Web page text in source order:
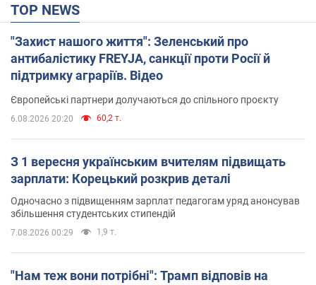
TOP NEWS
"Захист нашого життя": Зеленський про
антибалістику FREYJA, санкції проти Росії й
підтримку аграріїв. Відео
Європейські партнери долучаються до спільного проєкту
6.08.2026 20:20 60,2 т.
З 1 вересня українським вчителям підвищать
зарплати: Корецький розкрив деталі
Одночасно з підвищенням зарплат педагогам уряд анонсував
збільшення студентських стипендій
7.08.2026 00:29 1,9 т.
"Нам теж вони потрібні": Трамп відповів на